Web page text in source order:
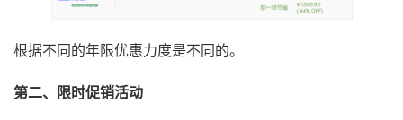
根据不同的年限优惠力度是不同的。
第二、限时促销活动